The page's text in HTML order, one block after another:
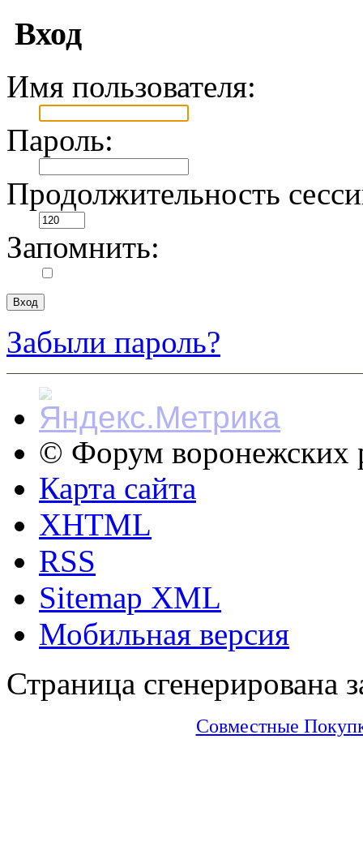
Вход
Имя пользователя:
Пароль:
Продолжительность
Запомнить:
Забыли пароль?
© Форум воронежских
Карта сайта
XHTML
RSS
Sitemap XML
Мобильная версия
Страница сгенерирована
Совместные